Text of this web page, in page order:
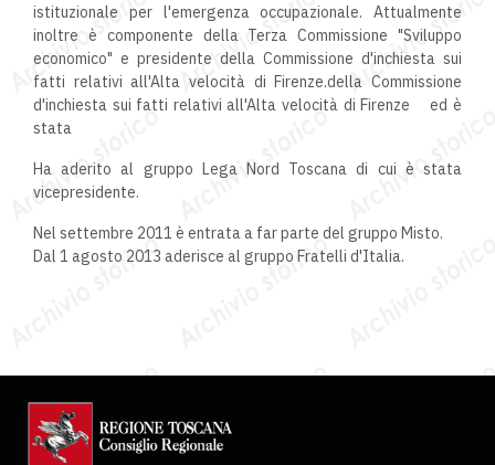
istituzionale per l'emergenza occupazionale. Attualmente
inoltre è componente della Terza Commissione "Sviluppo
economico" e presidente della Commissione d'inchiesta sui
fatti relativi all'Alta velocità di Firenze.della Commissione
d'inchiesta sui fatti relativi all'Alta velocità di Firenze ed è
stata
Ha aderito al gruppo Lega Nord Toscana di cui è stata
vicepresidente.
Nel settembre 2011 è entrata a far parte del gruppo Misto.
Dal 1 agosto 2013 aderisce al gruppo Fratelli d'Italia.